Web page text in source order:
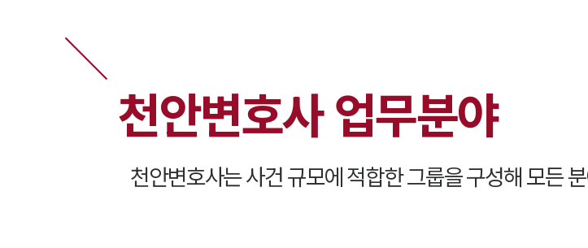
천안변호사 업무분야
천안변호사는 사건 규모에 적합한 그룹을 구성해 모든